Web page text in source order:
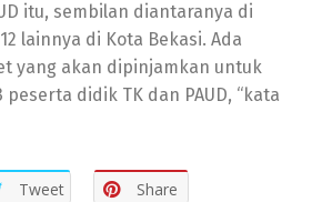
itu, sembilan diantaranya di
lainnya di Kota Bekasi. Ada
yang akan dipinjamkan untuk
didik TK dan PAUD, “kata
Tweet Share